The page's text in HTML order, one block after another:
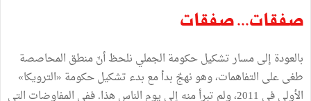
صفقات... صفقات
بالعودة إلى مسار تشكيل حكومة الجملي نلحظ أنّ منطق المحاصصة
طغى على التفاهمات، وهو نهجٌ بدأ مع بدء تشكيل حكومة «الترويكا»
الأولى في 2011، ولم تبرأ منه إلى يوم الناس هذا. ففي المفاوضات التي